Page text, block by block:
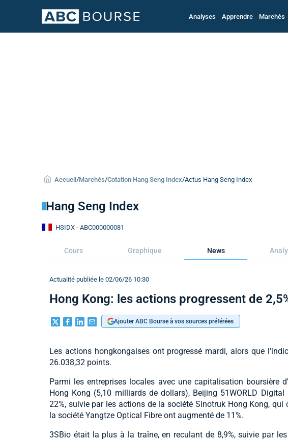
Analyses Apprendre Marchés
Accueil /Marchés/Cotation Hang Seng Index/Actus Hang Seng Index
Hang Seng Index
HSIDX - ABC000000081
Cours Graphique News
Actualité publiée le 02/06/26 10:30
Hong Kong: les actions progressent de
Ajouter ABC Bourse à vos sources préférées
Les actions hongkongaises ont progressé mardi, alors que
26.038,32 points.
Parmi les entreprises locales avec une capitalisation boursière
Hong Kong (5,10 milliards de dollars), Beijing 51WORLD
22%, suivie par les actions de la société Sinotruk Hong Kong, qui
la société Yangtze Optical Fibre ont augmenté de 11%.
3SBio était la plus à la traîne, en reculant de 8,9%, suivie par